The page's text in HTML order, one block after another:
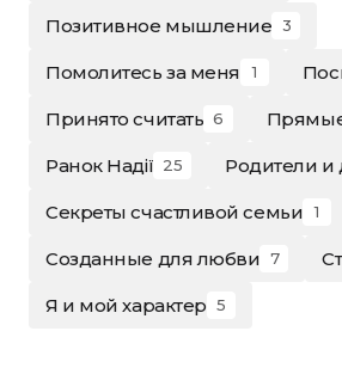
Позитивное мышление 3
Помолитесь за меня 1
Принято считать 6
Ранок Надії 25 Родители и
Секреты счастливой семьи 1
Созданные для любви 7
Я и мой характер 5